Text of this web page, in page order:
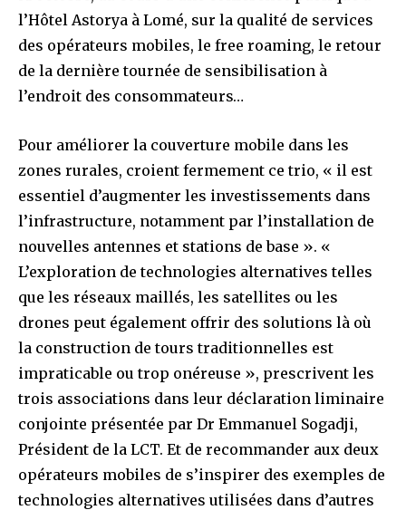
l’Hôtel Astorya à Lomé, sur la qualité de services
des opérateurs mobiles, le free roaming, le retour
de la dernière tournée de sensibilisation à
l’endroit des consommateurs…
Pour améliorer la couverture mobile dans les
zones rurales, croient fermement ce trio, « il est
essentiel d’augmenter les investissements dans
l’infrastructure, notamment par l’installation de
nouvelles antennes et stations de base ». «
L’exploration de technologies alternatives telles
que les réseaux maillés, les satellites ou les
drones peut également offrir des solutions là où
la construction de tours traditionnelles est
impraticable ou trop onéreuse », prescrivent les
trois associations dans leur déclaration liminaire
conjointe présentée par Dr Emmanuel Sogadji,
Président de la LCT. Et de recommander aux deux
opérateurs mobiles de s’inspirer des exemples de
technologies alternatives utilisées dans d’autres